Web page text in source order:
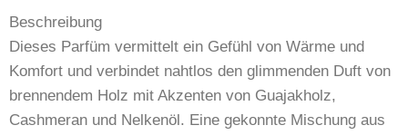
Beschreibung
Dieses Parfüm vermittelt ein Gefühl von Wärme und
Komfort und verbindet nahtlos den glimmenden Duft von
brennendem Holz mit Akzenten von Guajakholz,
Cashmeran und Nelkenöl. Eine gekonnte Mischung aus